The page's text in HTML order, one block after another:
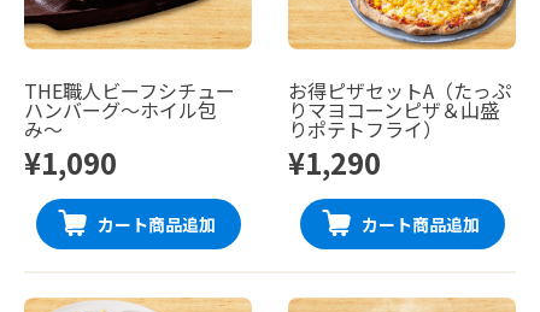
THE職人ビーフシチュー
ハンバーグ〜ホイル包
み〜
¥1,090
カート商品追加
お得ピザセットA（たっぷ
りマヨコーンピザ＆山盛
りポテトフライ）
¥1,290
カート商品追加